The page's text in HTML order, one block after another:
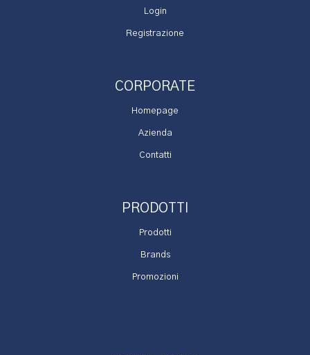
Login
Registrazione
CORPORATE
Homepage
Azienda
Contatti
PRODOTTI
Prodotti
Brands
Promozioni